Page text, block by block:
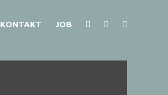
KONTAKT JOB